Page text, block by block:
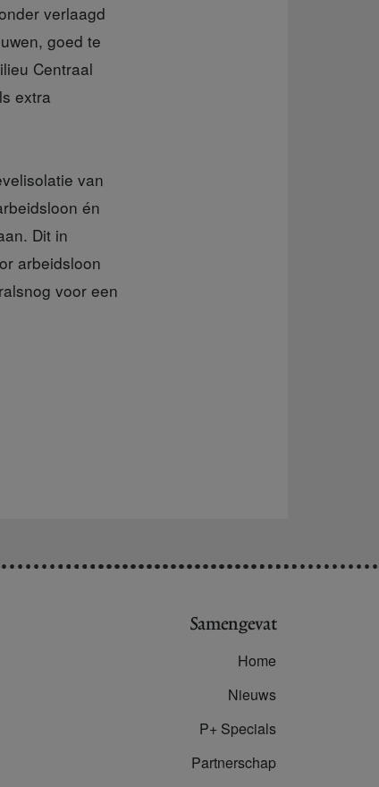
verlaagd
goed te
Centraal
extra
van
én
Dit in
arbeidsloon
voor een
Samengevat
Home
Nieuws
P+ Specials
Partnerschap